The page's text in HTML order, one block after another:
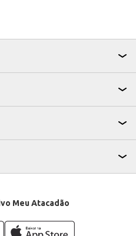
de sabores.
e mercados.
oferece o sabor da tradição, sendo
Meu Atacadão